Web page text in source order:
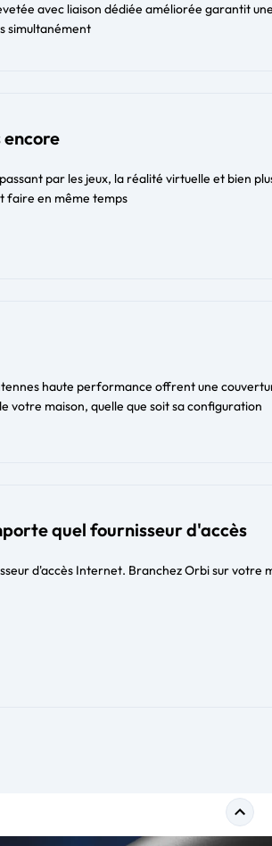
avec liaison dédiée améliorée garantit
simultanément
par les jeux, la réalité virtuelle et bien
faire en même temps
haute performance offrent une
votre maison, quelle que soit sa configuration
quel fournisseur d'accès
d'accès Internet. Branchez Orbi sur votre